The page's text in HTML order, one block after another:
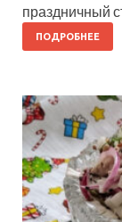
праздничный
ПОДРОБНЕЕ